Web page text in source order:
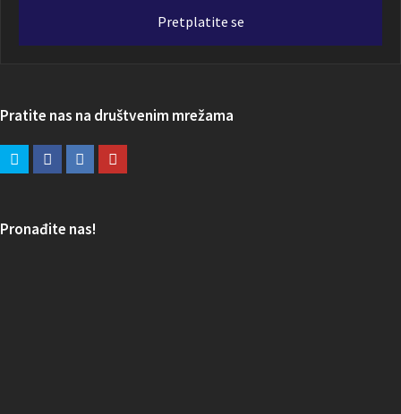
Pretplatite se
Pratite nas na društvenim mrežama
Pronađite nas!